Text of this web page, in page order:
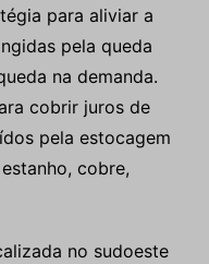
para aliviar a
pela queda
na demanda.
cobrir juros de
pela estocagem
cobre,
no sudoeste